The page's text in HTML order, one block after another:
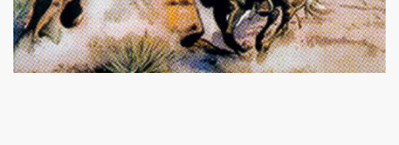
au "Cafe-debat" autour de COPI le 2 avril 2011 au
"IL Y AVAIT UNE FOIS FREAKSVILLE" (2011).